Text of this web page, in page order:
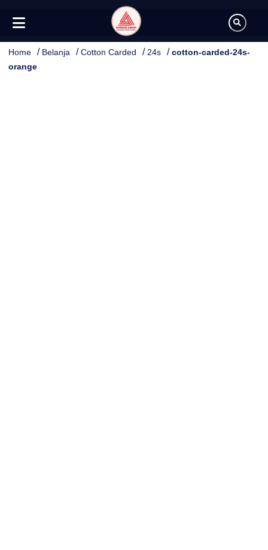
Home / Belanja /Cotton Carded / 24s /cotton-carded-24s-
orange